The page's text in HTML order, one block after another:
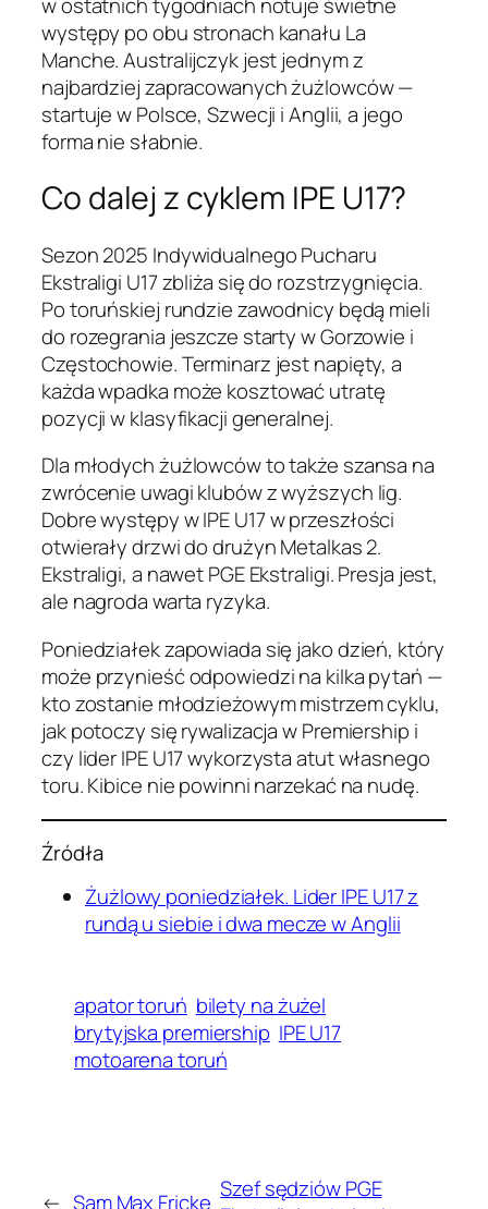
występy po obu stronach kanału La
Manche. Australijczyk jest jednym z
najbardziej zapracowanych żużlowców —
startuje w Polsce, Szwecji i Anglii, a jego
forma nie słabnie.
Co dalej z cyklem IPE U17?
Sezon 2025 Indywidualnego Pucharu
Ekstraligi U17 zbliża się do rozstrzygnięcia.
Po toruńskiej rundzie zawodnicy będą mieli
do rozegrania jeszcze starty w Gorzowie i
Częstochowie. Terminarz jest napięty, a
każda wpadka może kosztować utratę
pozycji w klasyfikacji generalnej.
Dla młodych żużlowców to także szansa na
zwrócenie uwagi klubów z wyższych lig.
Dobre występy w IPE U17 w przeszłości
otwierały drzwi do drużyn Metalkas 2.
Ekstraligi, a nawet PGE Ekstraligi. Presja jest,
ale nagroda warta ryzyka.
Poniedziałek zapowiada się jako dzień, który
może przynieść odpowiedzi na kilka pytań —
kto zostanie młodzieżowym mistrzem cyklu,
jak potoczy się rywalizacja w Premiership i
czy lider IPE U17 wykorzysta atut własnego
toru. Kibice nie powinni narzekać na nudę.
Źródła
Żużlowy poniedziałek. Lider IPE U17 z
rundą u siebie i dwa mecze w Anglii
apator toruń bilety na żużel
brytyjska premiership IPE U17
motoarena toruń
← Sam Max Fricke Szef sędziów PGE